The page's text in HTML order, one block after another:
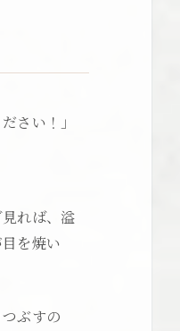
さい！」
れば、溢
を焼い
ぶすの